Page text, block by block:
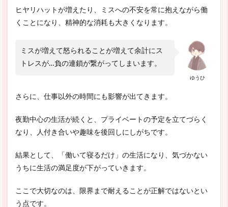
ヒヤリハットが増えたり、ミスへの不安を常に抱えながら働
くことになり、精神的な消耗も大きくなります。
ゆうひ
ミスが増えて怒られることが増えて余計にス
トレスが…負の連鎖が繋がってしまいます。
さらに、仕事以外の時間にも影響が出てきます。
夜勤中心の生活が続くと、プライベートの予定を立てづらく
なり、人付き合いや趣味を後回しにしがちです。
結果として、「働いて寝るだけ」の生活になり、気づかない
うちに生活の満足度が下がっていきます。
ここで大切なのは、限界まで耐えることが正解ではないとい
う点です。